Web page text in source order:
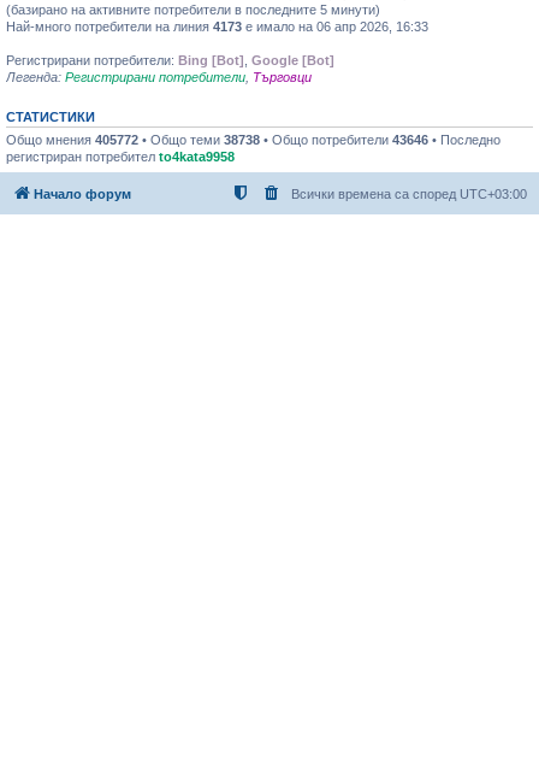
(базирано на активните потребители в последните 5 минути)
Най-много потребители на линия 4173 е имало на 06 апр 2026, 16:33
Регистрирани потребители: Bing [Bot] Google [Bot]
Легенда: Регистрирани потребители Търговци
СТАТИСТИКИ
Общо мнения 405772 • Общо теми 38738 • Общо потребители 43646 • Последно
регистриран потребител to4kata9958
Начало форум Всички времена са според UTC+03:00